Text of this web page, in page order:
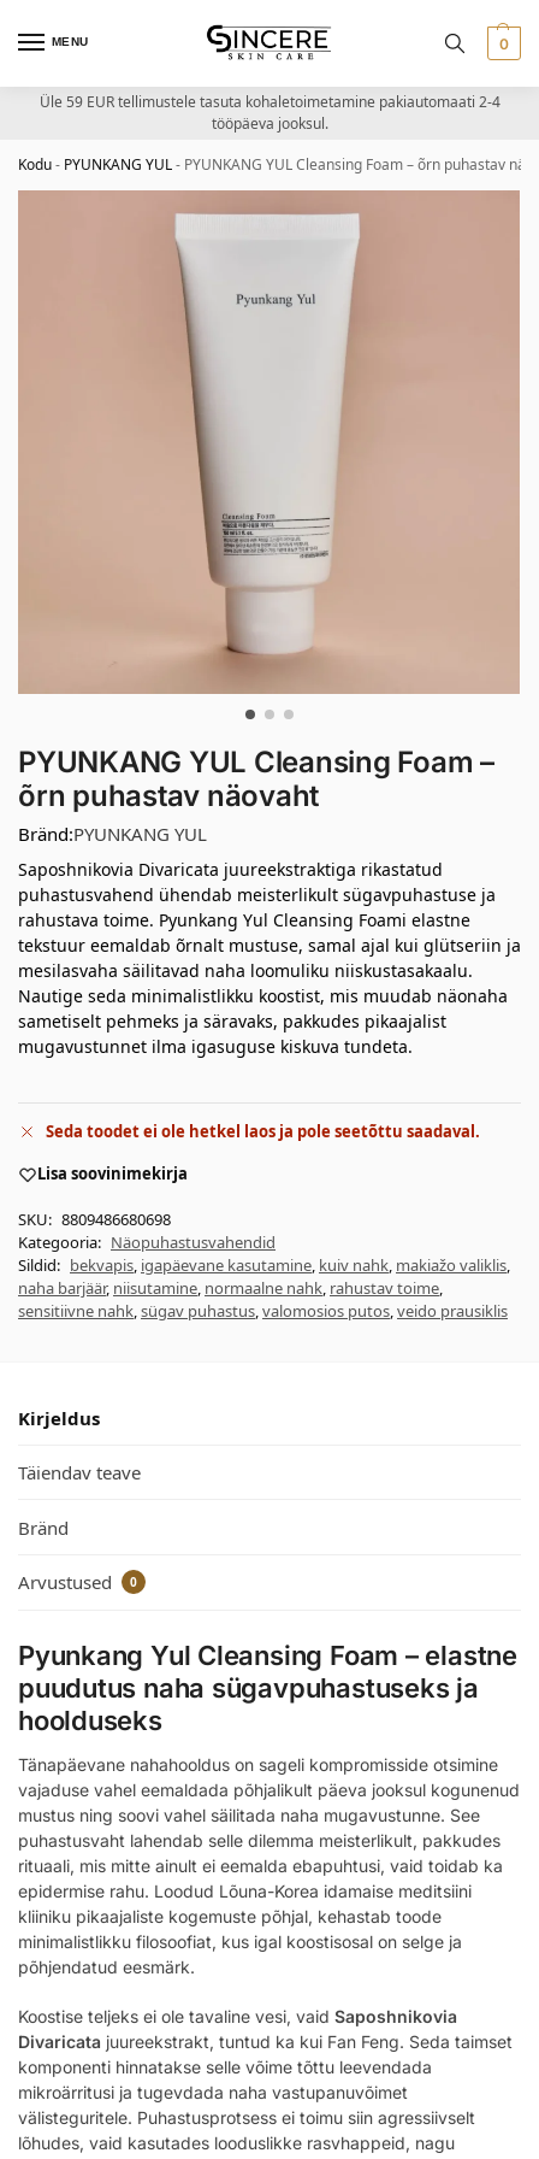
MENU 0
Üle 59 EUR tellimustele tasuta kohaletoimetamine pakiautomaati 2-4
tööpäeva jooksul.
Kodu- PYUNKANG YUL- PYUNKANG YUL Cleansing Foam – õrn puhastav
PYUNKANG YUL Cleansing Foam –
õrn puhastav näovaht
Bränd:PYUNKANG YUL
Saposhnikovia Divaricata juureekstraktiga rikastatud
puhastusvahend ühendab meisterlikult sügavpuhastuse ja
rahustava toime. Pyunkang Yul Cleansing Foami elastne
tekstuur eemaldab õrnalt mustuse, samal ajal kui glütseriin ja
mesilasvaha säilitavad naha loomuliku niiskustasakaalu.
Nautige seda minimalistlikku koostist, mis muudab näonaha
sametiselt pehmeks ja säravaks, pakkudes pikaajalist
mugavustunnet ilma igasuguse kiskuva tundeta.
Seda toodet ei ole hetkel laos ja pole seetõttu saadaval.
Lisa soovinimekirja
SKU: 8809486680698
Kategooria: Näopuhastusvahendid
Sildid: bekvapis, igapäevane kasutamine, kuiv nahk, makiažo valiklis,
naha barjäär, niisutamine, normaalne nahk, rahustav toime,
sensitiivne nahk,sügav puhastus,valomosios putos,veido prausiklis
Kirjeldus
Täiendav teave
Bränd
Arvustused 0
Pyunkang Yul Cleansing Foam – elastne
puudutus naha sügavpuhastuseks ja
hoolduseks
Tänapäevane nahahooldus on sageli kompromisside otsimine
vajaduse vahel eemaldada põhjalikult päeva jooksul kogunenud
mustus ning soovi vahel säilitada naha mugavustunne. See
puhastusvaht lahendab selle dilemma meisterlikult, pakkudes
rituaali, mis mitte ainult ei eemalda ebapuhtusi, vaid toidab ka
epidermise rahu. Loodud Lõuna-Korea idamaise meditsiini
kliiniku pikaajaliste kogemuste põhjal, kehastab toode
minimalistlikku filosoofiat, kus igal koostisosal on selge ja
põhjendatud eesmärk.
Koostise teljeks ei ole tavaline vesi, vaid Saposhnikovia
Divaricata juureekstrakt, tuntud ka kui Fan Feng. Seda taimset
komponenti hinnatakse selle võime tõttu leevendada
mikroärritusi ja tugevdada naha vastupanuvõimet
välisteguritele. Puhastusprotsess ei toimu siin agressiivselt
lõhudes, vaid kasutades looduslikke rasvhappeid, nagu